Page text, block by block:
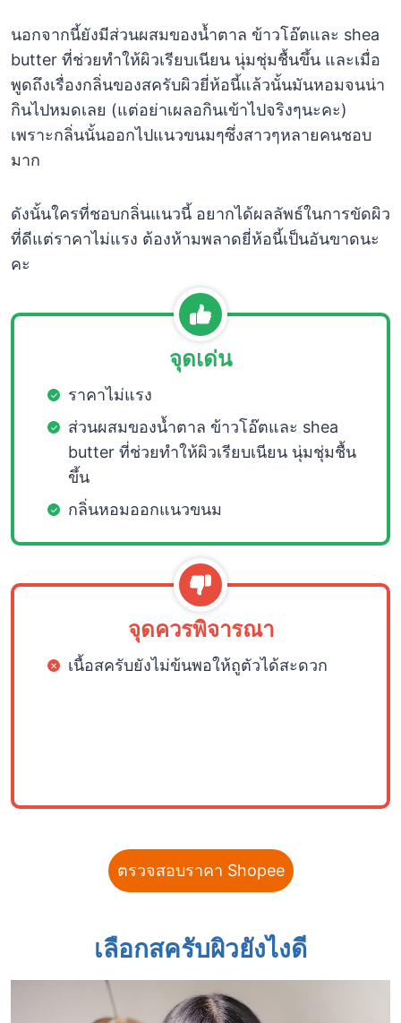
นอกจากนี้ยังมีส่วนผสมของน้ำตาล ข้าวโอ๊ตและ shea
butter ที่ช่วยทำให้ผิวเรียบเนียน นุ่มชุ่มชื้นขึ้น และเมื่อ
พูดถึงเรื่องกลิ่นของสครับผิวยี่ห้อนี้แล้วนั้นมันหอมจนน่า
กินไปหมดเลย (แต่อย่าเผลอกินเข้าไปจริงๆนะคะ)
เพราะกลิ่นนั้นออกไปแนวขนมๆซึ่งสาวๆหลายคนชอบ
มาก
ดังนั้นใครที่ชอบกลิ่นแนวนี้ อยากได้ผลลัพธ์ในการขัดผิว
ที่ดีแต่ราคาไม่แรง ต้องห้ามพลาดยี่ห้อนี้เป็นอันขาดนะ
คะ
จุดเด่น
ราคาไม่แรง
ส่วนผสมของน้ำตาล ข้าวโอ๊ตและ shea
butter ที่ช่วยทำให้ผิวเรียบเนียน นุ่มชุ่มชื้น
ขึ้น
กลิ่นหอมออกแนวขนม
จุดควรพิจารณา
เนื้อสครับยังไม่ข้นพอให้ถูตัวได้สะดวก
ตรวจสอบราคา Shopee
เลือกสครับผิวยังไงดี